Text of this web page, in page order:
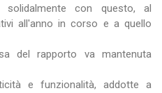
con questo, al
all'anno in corso e a quello
del rapporto va mantenuta
e funzionalità, addotte a